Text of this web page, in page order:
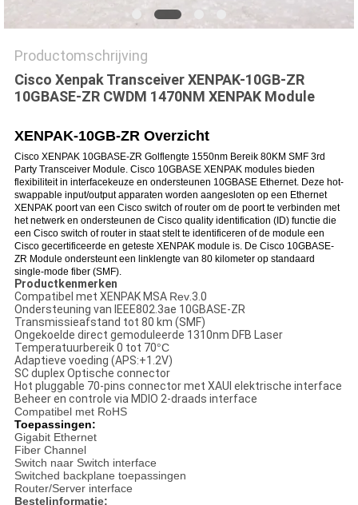
Productomschrijving
Cisco Xenpak Transceiver XENPAK-10GB-ZR
10GBASE-ZR CWDM 1470NM XENPAK Module
XENPAK-10GB-ZROverzicht
Cisco XENPAK 10GBASE-ZR Golflengte 1550nm Bereik 80KM SMF 3rd
Party Transceiver Module. Cisco 10GBASE XENPAK modules bieden
flexibiliteit in interfacekeuze en ondersteunen 10GBASE Ethernet. Deze hot-
swappable input/output apparaten worden aangesloten op een Ethernet
XENPAK poort van een Cisco switch of router om de poort te verbinden met
het netwerk en ondersteunen de Cisco quality identification (ID) functie die
een Cisco switch of router in staat stelt te identificeren of de module een
Cisco gecertificeerde en geteste XENPAK module is. De Cisco 10GBASE-
ZR Module ondersteunt een linklengte van 80 kilometer op standaard
single-mode fiber (SMF).
Productkenmerken
Compatibel met XENPAK MSA Rev.3.0
Ondersteuning van IEEE802.3ae 10GBASE-ZR
Transmissieafstand tot 80 km (SMF)
Ongekoelde direct gemoduleerde 1310nm DFB Laser
Temperatuurbereik 0 tot 70°C
Adaptieve voeding (APS:+1.2V)
SC duplex Optische connector
Hot pluggable 70-pins connector met XAUI elektrische interface
Beheer en controle via MDIO 2-draads interface
Compatibel met RoHS
Toepassingen:
Gigabit Ethernet
Fiber Channel
Switch naar Switch interface
Switched backplane toepassingen
Router/Server interface
Bestelinformatie: